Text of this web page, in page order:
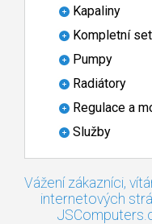
Kapaliny
Kompletní
Pumpy
Radiátory
Regulace a
Služby
Vážení zákazníci,
internetových